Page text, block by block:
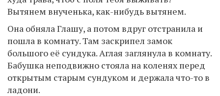
Вытянем внученька, как-нибудь вытянем.
Она обняла Глашу, а потом вдруг отстранила и
пошла в комнату. Там заскрипел замок
большого её сундука. Аглая заглянула в комнату.
Бабушка неподвижно стояла на коленях перед
открытым старым сундуком и держала что-то в
ладони.